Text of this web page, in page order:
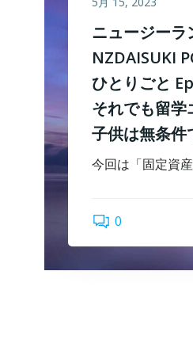
ニュージーラ
NZDAISUKI
ひとりごと
それでも留学
子供は無条件
今回は「固定資
0